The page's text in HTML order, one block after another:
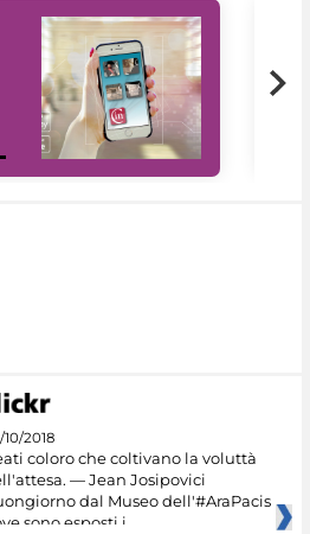
2018
coloro che coltivano la voluttà
— Jean Josipovici
dal Museo dell'#AraPacis
sono esposti i